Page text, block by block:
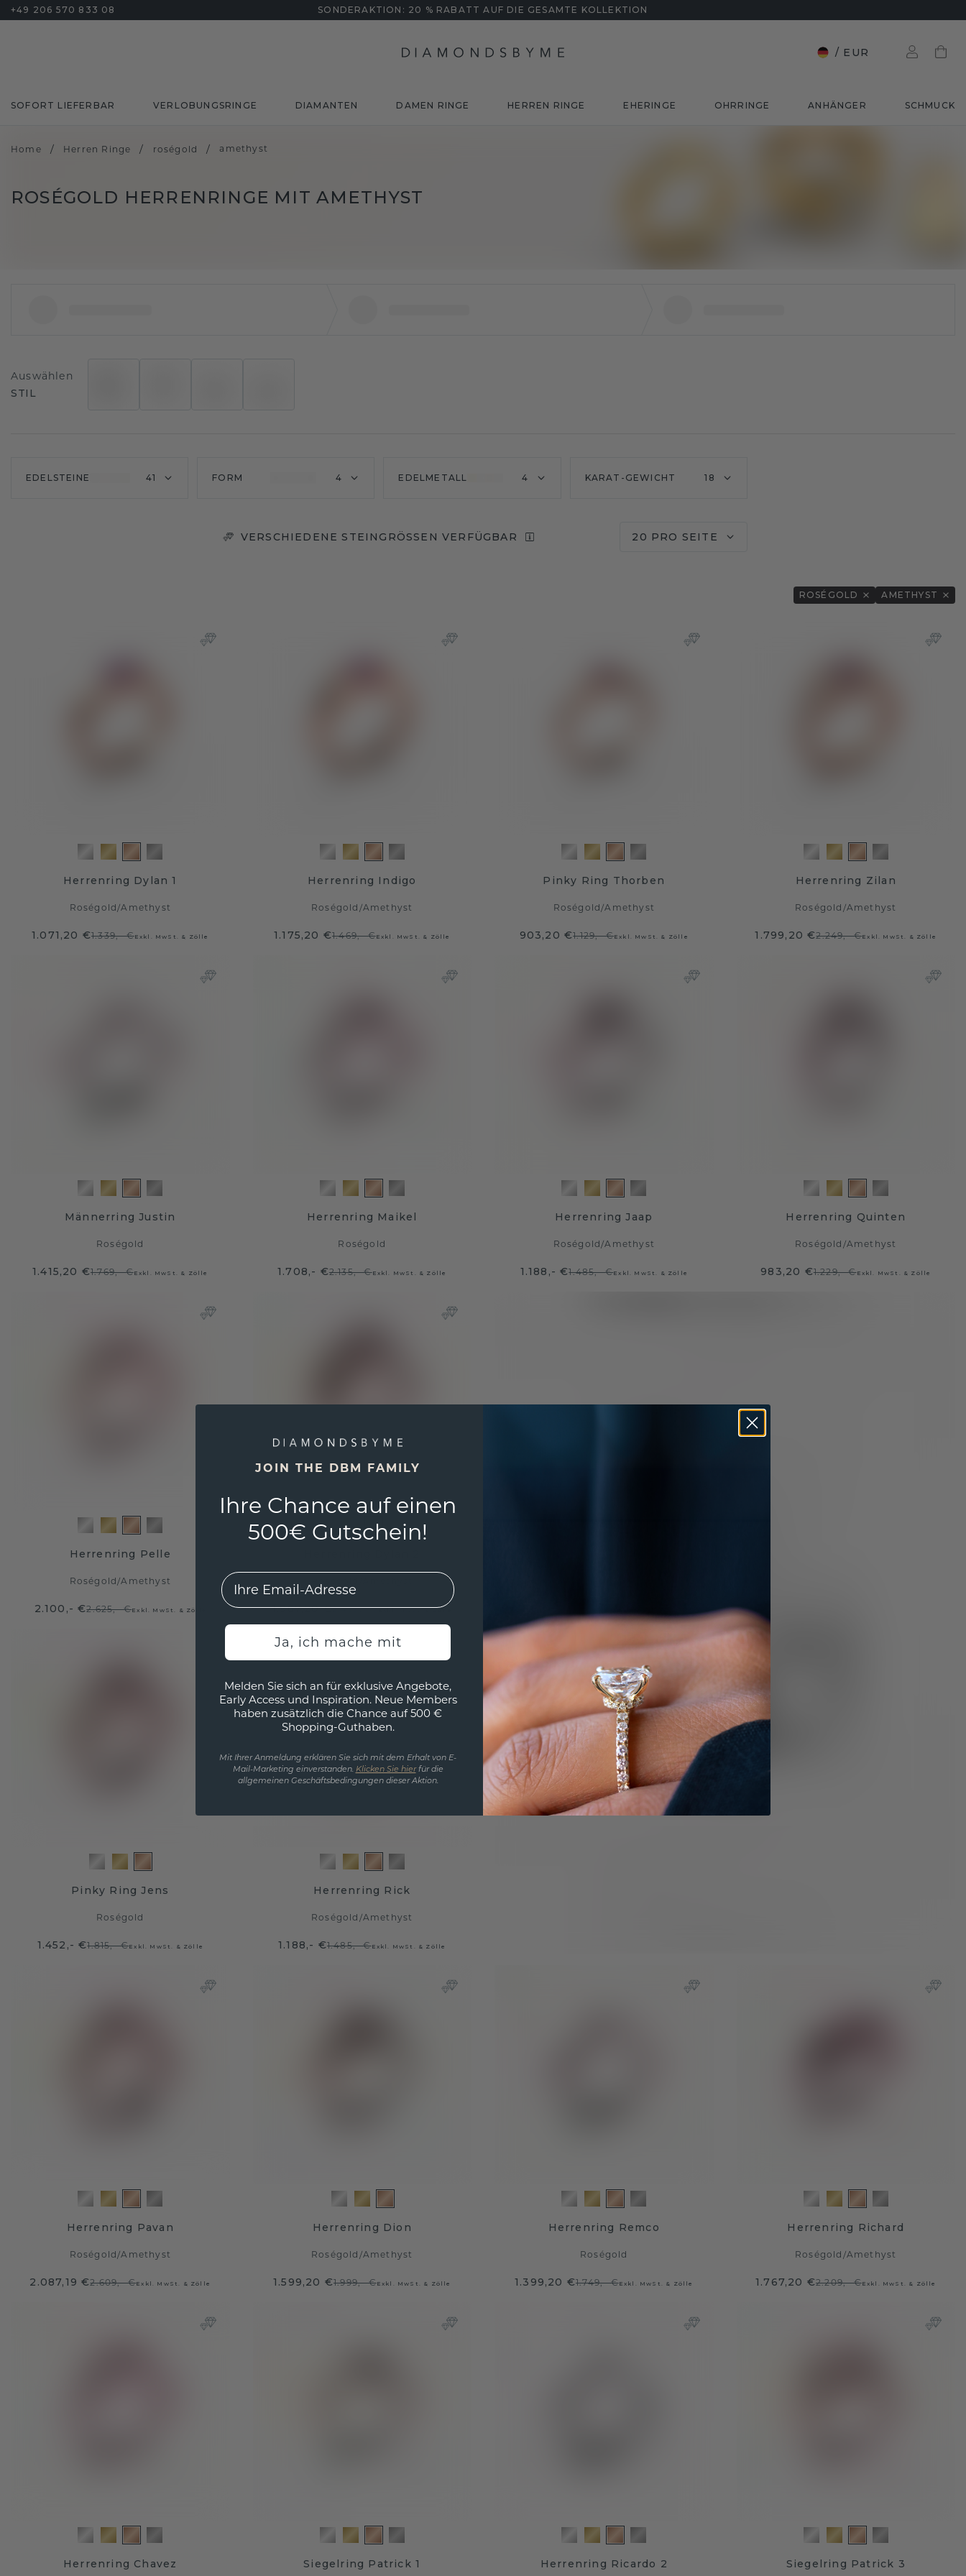
+49 206 570 833 08 SONDERAKTION: 20 % RABATT AUF DIE GESAMTE KOLLEKTION
/ EUR
SOFORT LIEFERBAR VERLOBUNGSRINGE DIAMANTEN DAMEN RINGE HERREN RINGE EHERINGE OHRRINGE ANHÄNGER SCHMUCK
Home / Herren Ringe / roségold / amethyst
ROSÉGOLD HERRENRINGE MIT AMETHYST
Auswählen
STIL
EDELSTEINE 41 FORM 4 EDELMETALL 4 KARAT-GEWICHT 18
VERSCHIEDENE STEINGRÖSSEN VERFÜGBAR 20 PRO SEITE
ROSÉGOLD AMETHYST
Herrenring Dylan 1
Roségold /Amethyst
1.071,20 €1.339,- €Exkl. MwSt. & Zölle
Herrenring Indigo
Roségold /Amethyst
1.175,20 €1.469,- €Exkl. MwSt. & Zölle
Pinky Ring Thorben
Roségold /Amethyst
903,20 €1.129,- €Exkl. MwSt. & Zölle
Herrenring Zilan
Roségold /Amethyst
1.799,20 €2.249,- €Exkl. MwSt. & Zölle
Männerring Justin
Roségold
1.415,20 €1.769,- €Exkl. MwSt. & Zölle
Herrenring Maikel
Roségold
1.708,- €2.135,- €Exkl. MwSt. & Zölle
Herrenring Jaap
Roségold/Amethyst
1.188,- €1.485,- €Exkl. MwSt. & Zölle
Herrenring Quinten
Roségold /Amethyst
983,20 €1.229,- €Exkl. MwSt. & Zölle
Herrenring Pelle
Roségold /Amethyst
2.100,- €2.625,- €Exkl. MwSt. & Zölle 1.967,20 €2.459,- €Exkl. MwSt. & Zölle
Pinky Ring Jens
Roségold
1.452,- €1.815,- €Exkl. MwSt. & Zölle
Herrenring Rick
Roségold /Amethyst
1.188,- €1.485,- €Exkl. MwSt. & Zölle
Herrenring Pavan
Roségold /Amethyst
2.087,19 €2.609,- €Exkl. MwSt. & Zölle
Herrenring Dion
Roségold /Amethyst
1.599,20 €1.999,- €Exkl. MwSt. & Zölle
Herrenring Remco
Roségold
1.399,20 €1.749,- €Exkl. MwSt. & Zölle
Herrenring Richard
Roségold /Amethyst
1.767,20 €2.209,- €Exkl. MwSt. & Zölle
Herrenring Chavez Siegelring Patrick 1 Herrenring Ricardo 2 Siegelring Patrick 3
JOIN THE DBM FAMILY
Ihre Chance auf einen
500€ Gutschein!
EMail
Ja, ich mache mit
Melden Sie sich an für exklusive Angebote,
Early Access und Inspiration. Neue Members
haben zusätzlich die Chance auf 500 €
Shopping-Guthaben.
Mit Ihrer Anmeldung erklären Sie sich mit dem Erhalt von E-
Mail-Marketing einverstanden. Klicken Sie hierfür die
allgemeinen Geschäftsbedingungen dieser Aktion.